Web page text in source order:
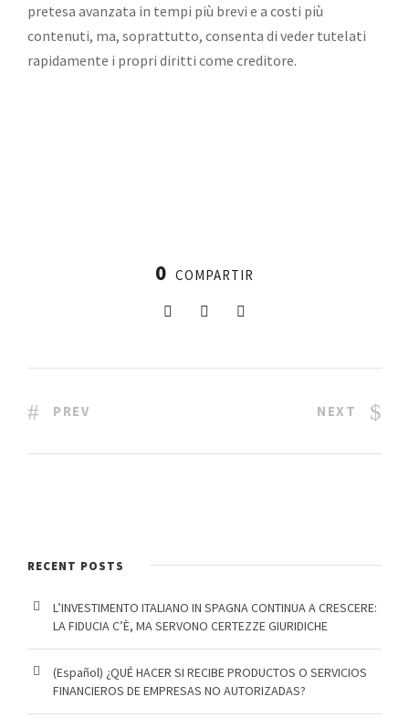
pretesa avanzata in tempi più brevi e a costi più
contenuti, ma, soprattutto, consenta di veder tutelati
rapidamente i propri diritti come creditore.
0 COMPARTIR
PREV NEXT
RECENT POSTS
L’INVESTIMENTO ITALIANO IN SPAGNA CONTINUA A CRESCERE:
LA FIDUCIA C’È, MA SERVONO CERTEZZE GIURIDICHE
(Español) ¿QUÉ HACER SI RECIBE PRODUCTOS O SERVICIOS
FINANCIEROS DE EMPRESAS NO AUTORIZADAS?